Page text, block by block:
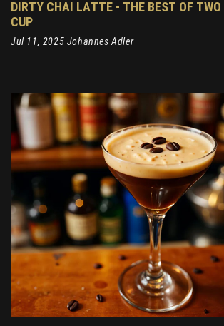
DIRTY CHAI LATTE - THE BEST OF TWO
CUP
Jul 11, 2025 Johannes Adler